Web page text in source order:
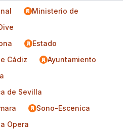
Ministerio de
Estado
Cádiz
Ayuntamiento
de Sevilla
Sono-Escenica
Opera